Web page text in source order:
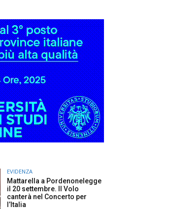
EVIDENZA
Mattarella a Pordenonelegge
il 20 settembre. Il Volo
canterà nel Concerto per
l’Italia